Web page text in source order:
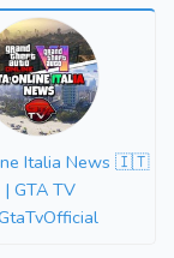
Italia News 🇮🇹
| GTA TV